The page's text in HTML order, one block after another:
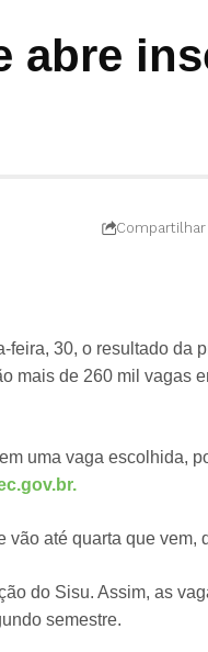
abre
Compartilhar
30, o resultado da
mais de 260 mil vagas
uma vaga escolhida,
vão até quarta que vem,
do Sisu. Assim, as
semestre.